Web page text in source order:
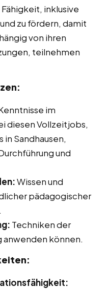
Fähigkeit, inklusive
zu fördern, damit
von ihren
teilnehmen
im
diesen Vollzeitjobs,
Sandhausen,
und
Wissen und
pädagogischer
Techniken der
anwenden können.